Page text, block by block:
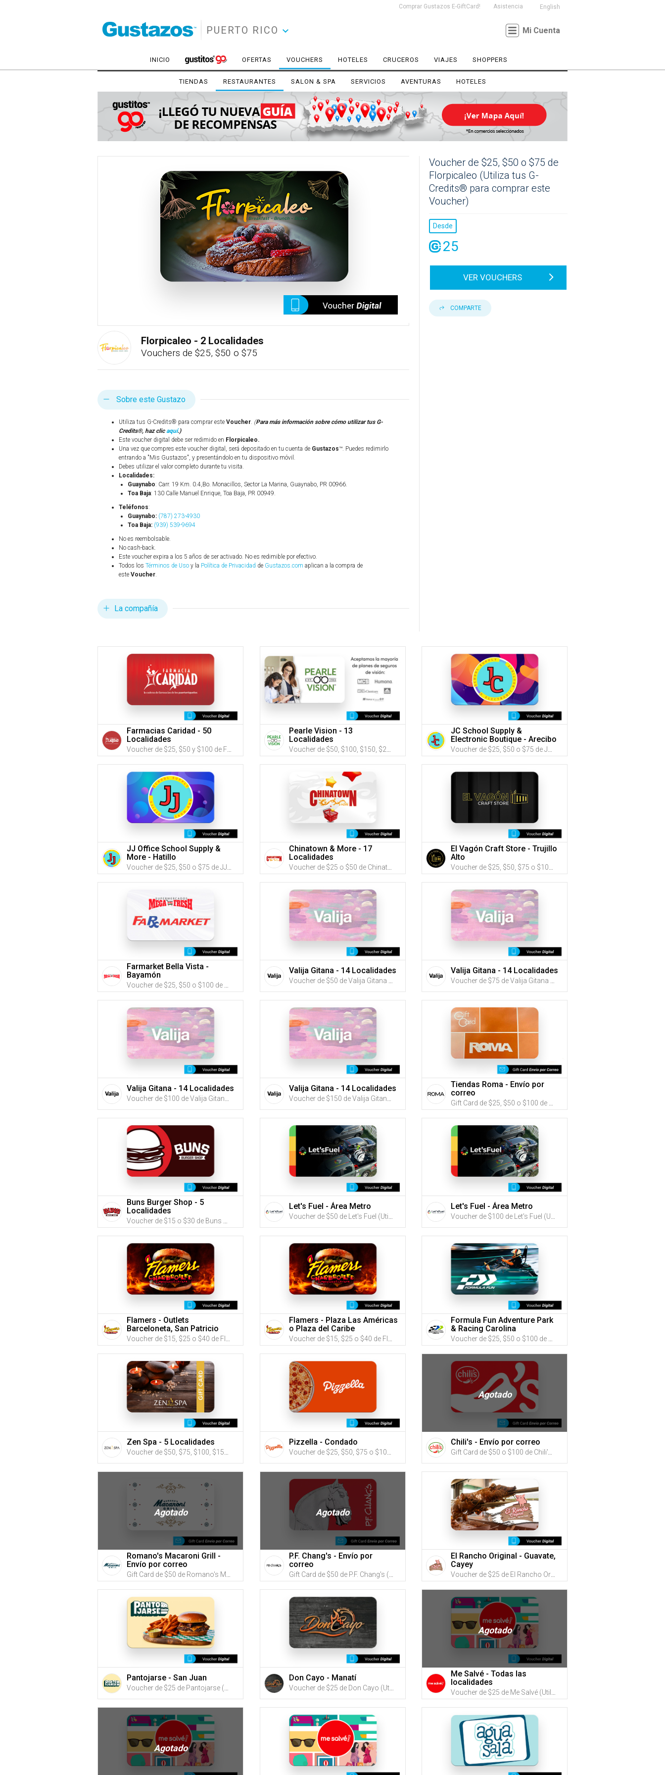
PUERTO RICO
English
Asistencia
Comprar Gustazos E-GiftCard!
Mi Cuenta
INICIO OFERTAS VOUCHERS HOTELES CRUCEROS VIAJES SHOPPERS
TIENDAS RESTAURANTES SALON & SPA SERVICIOS AVENTURAS HOTELES
Voucher de $25, $50 o $75 de
Florpicaleo (Utiliza tus G-
Credits® para comprar este
Voucher)
Desde
25
VER VOUCHERS
COMPARTE
Florpicaleo - 2 Localidades
Vouchers de $25, $50 o $75
Sobre este Gustazo
Utiliza tus G-Credits® para comprar este Voucher. (Para más información sobre cómo utilizar tus G-
Credits®, haz clicaquí.)
Este voucher digital debe ser redimido en Florpicaleo.
Una vez que compres este voucher digital, será depositado en tu cuenta de Gustazos™. Puedes redimirlo
entrando a "Mis Gustazos", y presentándolo en tu dispositivo móvil.
Debes utilizar el valor completo durante tu visita.
Localidades:
Guaynabo: Carr. 19 Km. 0.4,Bo. Monacillos, Sector La Marina, Guaynabo, PR 00966.
Toa Baja: 130 Calle Manuel Enrique, Toa Baja, PR 00949.
Teléfonos:
Guaynabo: (787) 273-4930
Toa Baja: (939) 539-9694
No es reembolsable.
No cash-back.
Este voucher expira a los 5 años de ser activado. No es redimible por efectivo.
Todos los Términos de Uso y la Política de Privacidad de Gustazos.com aplican a la compra de
este Voucher.
La compañía
Farmacias Caridad - 50
Localidades
Pearle Vision - 13
Localidades
JC School Supply &
Electronic Boutique - Arecibo
JJ Office School Supply &
More - Hatillo
Chinatown & More - 17
Localidades
Voucher de $25 o $50 de Chinatown & More (Utiliza tus G-Credits® para comprar este Voucher)
El Vagón Craft Store - Trujillo
Alto
Farmarket Bella Vista -
Bayamón
Valija Gitana - 14 Localidades Valija Gitana - 14 Localidades
Valija Gitana - 14 Localidades Valija Gitana - 14 Localidades
Tiendas Roma - Envío por
correo
Buns Burger Shop - 5
Localidades
Let's Fuel - Área Metro Let's Fuel - Área Metro
Flamers - Outlets
Barceloneta, San Patricio
Plaza o Montehiedra
Flamers - Plaza Las Américas
o Plaza del Caribe
Formula Fun Adventure Park
& Racing Carolina
Zen Spa - 5 Localidades Pizzella - Condado
Agotado
Chili's - Envío por correo
Agotado
Romano's Macaroni Grill -
Envío por correo
Agotado
P.F. Chang's - Envío por
correo
Gift Card de $50 de P.F. Chang's (Utiliza tus G-Credits® para comprar este Gift Card. Compra online con envío por correo)
El Rancho Original - Guavate,
Cayey
Pantojarse - San Juan Don Cayo - Manatí
Voucher de $25 de Don Cayo (Utiliza tus G-Credits® para comprar este Voucher)
Agotado
Me Salvé - Todas las
localidades
Agotado